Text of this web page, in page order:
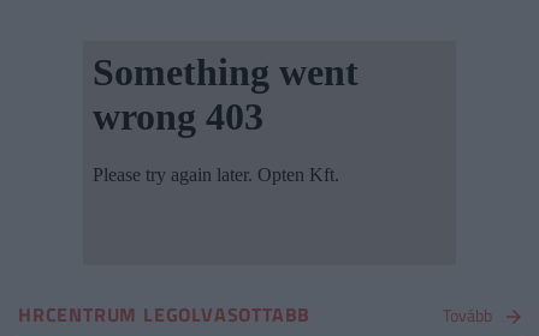
HRCENTRUM LEGOLVASOTTABB Tovább